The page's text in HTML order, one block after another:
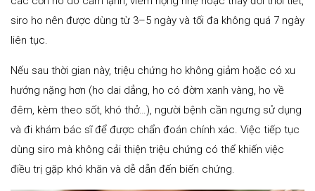
siro ho nên được dùng từ 3–5 ngày và tối đa không quá 7 ngày
liên tục.
Nếu sau thời gian này, triệu chứng ho không giảm hoặc có xu
hướng nặng hơn (ho dai dẳng, ho có đờm xanh vàng, ho về
đêm, kèm theo sốt, khó thở…), người bệnh cần ngưng sử dụng
và đi khám bác sĩ để được chẩn đoán chính xác. Việc tiếp tục
dùng siro mà không cải thiện triệu chứng có thể khiến việc
điều trị gặp khó khăn và dễ dẫn đến biến chứng.